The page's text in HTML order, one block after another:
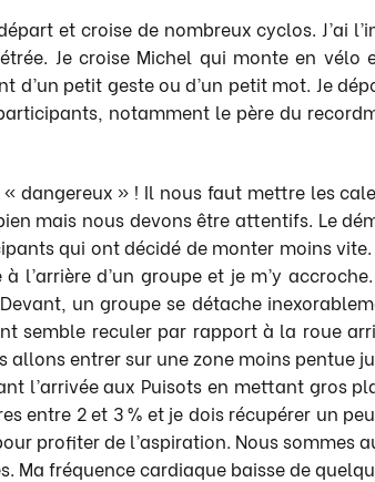
et croise de nombreux cyclos. J’ai
Je croise Michel qui monte en vélo
d’un petit geste ou d’un petit mot. Je
notamment le père du
« dangereux » ! Il nous faut mettre les
mais nous devons être attentifs. Le
qui ont décidé de monter moins
l’arrière d’un groupe et je m’y
un groupe se détache
semble reculer par rapport à la roue
allons entrer sur une zone moins pentue
l’arrivée aux Puisots en mettant gros
entre 2 et 3 % et je dois récupérer un
profiter de l’aspiration. Nous sommes
Ma fréquence cardiaque baisse de